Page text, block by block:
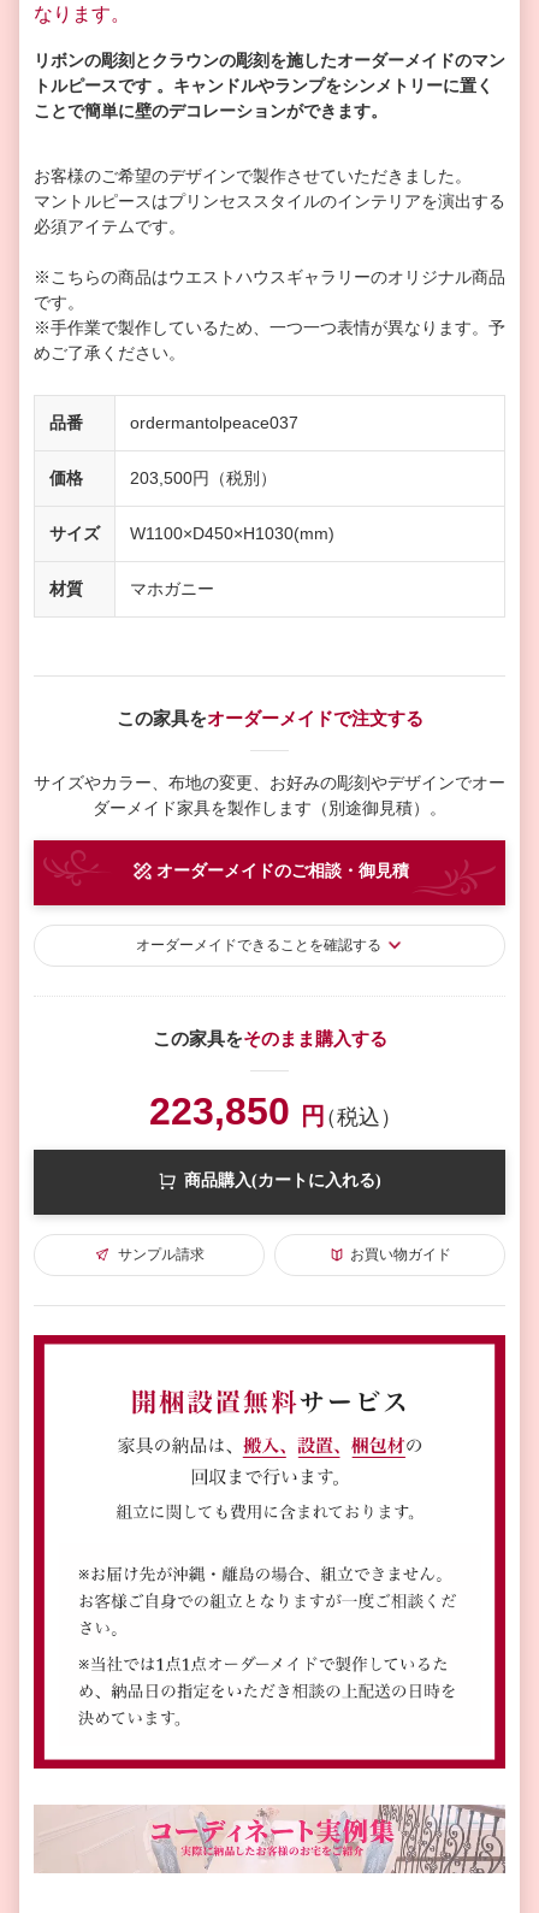
なります。
リボンの彫刻とクラウンの彫刻を施したオーダーメイドのマン
トルピースです 。 キャンドルやランプをシンメトリーに置く
ことで簡単に壁のデコレーションができます。
お客様のご希望のデザインで製作させていただきました。
マントルピースはプリンセススタイルのインテリアを演出する
必須アイテムです。
※こちらの商品はウエストハウスギャラリーのオリジナル商品
です。
※手作業で製作しているため、一つ一つ表情が異なります。予
めご了承ください。
品番 ordermantolpeace037
価格 203,500円（税別）
サイズ W1100×D450×H1030(mm)
材質 マホガニー
この家具をオーダーメイドで注文する
サイズやカラー、布地の変更、お好みの彫刻やデザインでオー
ダーメイド家具を製作します（別途御見積）。
オーダーメイドのご相談・御見積
オーダーメイドできることを確認する
この家具をそのまま購入する
223,850 円（税込）
商品購入(カートに入れる)
サンプル請求 お買い物ガイド